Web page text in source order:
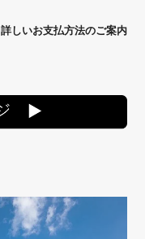
詳しいお支払方法のご案内